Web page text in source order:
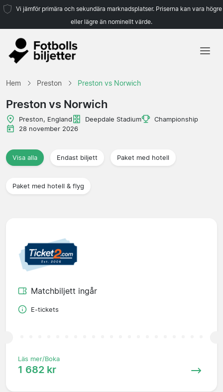
Vi jämför primära och sekundära marknadsplatser. Priserna kan vara högre
eller lägre än nominellt värde.
Hem Preston Preston vs Norwich
Preston vs Norwich
Preston, England Deepdale Stadium
Championship
28 november 2026
Visa alla Endast biljett Paket med hotell
Paket med hotell & flyg
Matchbiljett ingår
E-tickets
Läs mer/Boka
1 682 kr